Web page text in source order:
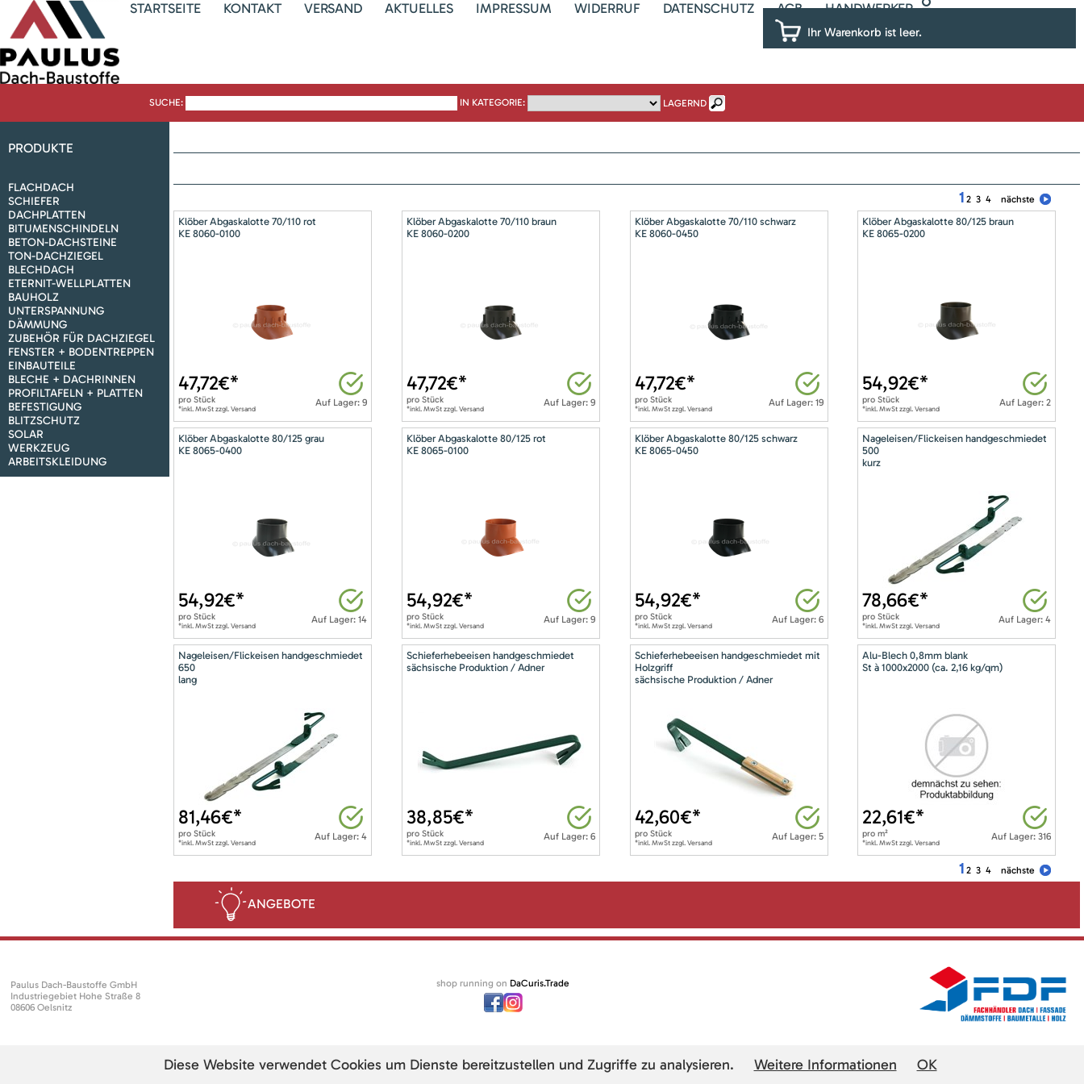
STARTSEITE KONTAKT VERSAND AKTUELLES IMPRESSUM WIDERRUF DATENSCHUTZ AGB HANDWERKER
Ihr Warenkorb ist leer.
SUCHE: IN KATEGORIE: LAGERND
PRODUKTE
FLACHDACH
SCHIEFER
DACHPLATTEN
BITUMENSCHINDELN
BETON-DACHSTEINE
TON-DACHZIEGEL
BLECHDACH
ETERNIT-WELLPLATTEN
BAUHOLZ
UNTERSPANNUNG
DÄMMUNG
ZUBEHÖR FÜR DACHZIEGEL
FENSTER + BODENTREPPEN
EINBAUTEILE
BLECHE + DACHRINNEN
PROFILTAFELN + PLATTEN
BEFESTIGUNG
BLITZSCHUTZ
SOLAR
WERKZEUG
ARBEITSKLEIDUNG
1 2 3 4 nächste
Klöber Abgaskalotte 70/110 rot
KE 8060-0100
Auf Lager: 9
47,72€*
pro Stück
*inkl. MwSt zzgl. Versand
Klöber Abgaskalotte 70/110 braun
KE 8060-0200
Auf Lager: 9
47,72€*
pro Stück
*inkl. MwSt zzgl. Versand
Klöber Abgaskalotte 70/110 schwarz
KE 8060-0450
Auf Lager: 19
47,72€*
pro Stück
*inkl. MwSt zzgl. Versand
Klöber Abgaskalotte 80/125 braun
KE 8065-0200
Auf Lager: 2
54,92€*
proStück
*inkl. MwSt zzgl. Versand
Klöber Abgaskalotte 80/125 grau
KE 8065-0400
Auf Lager: 14
54,92€*
pro Stück
*inkl. MwSt zzgl. Versand
Klöber Abgaskalotte 80/125 rot
KE 8065-0100
Auf Lager: 9
54,92€*
pro Stück
*inkl. MwSt zzgl. Versand
Klöber Abgaskalotte 80/125 schwarz
KE 8065-0450
Auf Lager: 6
54,92€*
pro Stück
*inkl. MwSt zzgl. Versand
Nageleisen/Flickeisen handgeschmiedet
500
kurz
Auf Lager: 4
78,66€*
proStück
*inkl. MwSt zzgl. Versand
Nageleisen/Flickeisen handgeschmiedet
650
lang
Auf Lager: 4
81,46€*
pro Stück
*inkl. MwSt zzgl. Versand
Schieferhebeeisen handgeschmiedet
sächsische Produktion / Adner
Auf Lager: 6
38,85€*
pro Stück
*inkl. MwSt zzgl. Versand
Schieferhebeeisen handgeschmiedet mit
Holzgriff
sächsische Produktion / Adner
Auf Lager: 5
42,60€*
pro Stück
*inkl. MwSt zzgl. Versand
Alu-Blech 0,8mm blank
St à 1000x2000 (ca. 2,16 kg/qm)
Auf Lager: 316
22,61€*
prom²
*inkl. MwSt zzgl. Versand
1 2 3 4 nächste
ANGEBOTE
Paulus Dach-Baustoffe GmbH
Industriegebiet Hohe Straße 8
08606 Oelsnitz
shop running on DaCuris.Trade
Diese Website verwendet Cookies um Dienste bereitzustellen und Zugriffe zu analysieren. Weitere Informationen OK